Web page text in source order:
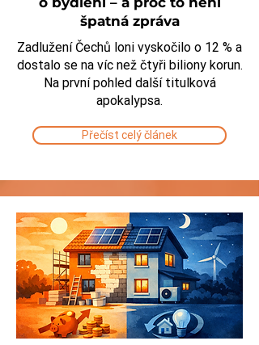
špatná zpráva
Zadlužení Čechů loni vyskočilo o 12 % a
dostalo se na víc než čtyři biliony korun.
Na první pohled další titulková
apokalypsa.
Přečíst celý článek